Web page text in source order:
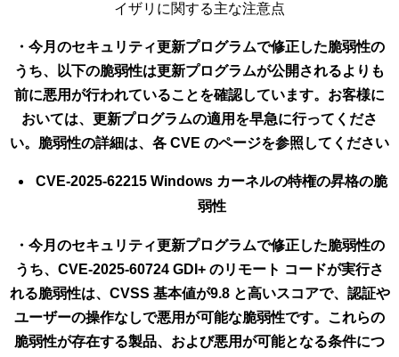
イザリに関する主な注意点
・今月のセキュリティ更新プログラムで修正した脆弱性の
うち、以下の脆弱性は更新プログラムが公開されるよりも
前に悪用が行われていることを確認しています。お客様に
おいては、更新プログラムの適用を早急に行ってくださ
い。脆弱性の詳細は、各 CVE のページを参照してください
CVE-2025-62215 Windows カーネルの特権の昇格の脆
弱性
・今月のセキュリティ更新プログラムで修正した脆弱性の
うち、CVE-2025-60724 GDI+ のリモート コードが実行さ
れる脆弱性は、CVSS 基本値が9.8 と高いスコアで、認証や
ユーザーの操作なしで悪用が可能な脆弱性です。これらの
脆弱性が存在する製品、および悪用が可能となる条件につ